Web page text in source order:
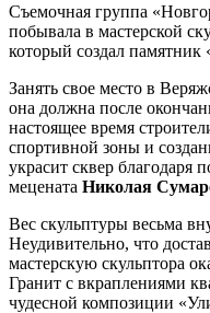
Съемочная группа
побывала в мастерской
который создал памятник
Занять свое место в
она должна после
настоящее время
спортивной зоны и
украсит сквер благодаря
мецената Николая
Вес скульптуры весьма
Неудивительно, что
мастерскую скульптора
Гранит с вкраплениями
чудесной композиции